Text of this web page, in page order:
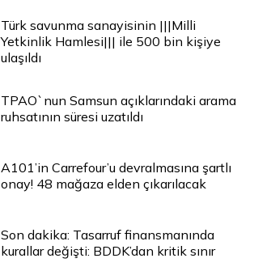
Türk savunma sanayisinin |||Milli
Yetkinlik Hamlesi||| ile 500 bin kişiye
ulaşıldı
TPAO`nun Samsun açıklarındaki arama
ruhsatının süresi uzatıldı
A101’in Carrefour’u devralmasına şartlı
onay! 48 mağaza elden çıkarılacak
Son dakika: Tasarruf finansmanında
kurallar değişti: BDDK’dan kritik sınır